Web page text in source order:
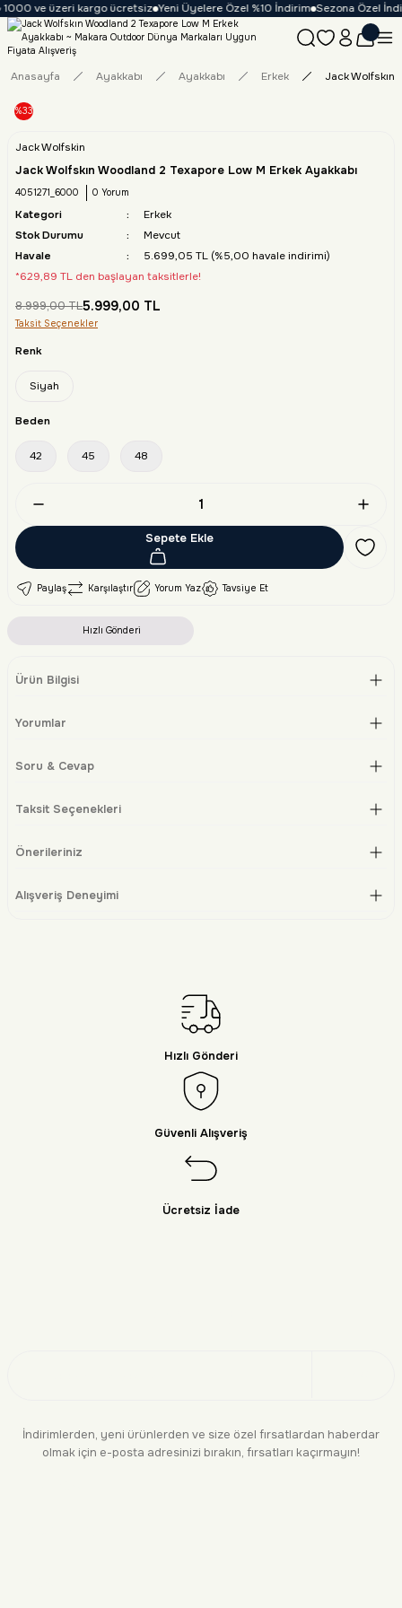
ve üzeri kargo ücretsiz Yeni Üyelere Özel %10 İndirim Sezona Özel
Anasayfa Ayakkabı Ayakkabı Erkek Jack Wolfskın
%33
Jack Wolfskin
Jack Wolfskın Woodland 2 Texapore Low M Erkek Ayakkabı
4051271_6000 0 Yorum
Kategori
Erkek
Stok Durumu
Mevcut
Havale
5.699,05 TL (%5,00 havale indirimi)
*629,89 TL den başlayan taksitlerle!
8.999,00 TL5.999,00 TL
Taksit Seçenekler
Renk
Siyah
Beden
42 45 48
Sepete Ekle
Paylaş Karşılaştır Yorum Yaz Tavsiye Et
Hızlı Gönderi
Ürün Bilgisi
Yorumlar
Soru & Cevap
Taksit Seçenekleri
Önerileriniz
Alışveriş Deneyimi
Hızlı Gönderi
Güvenli Alışveriş
Ücretsiz İade
İndirimlerden, yeni ürünlerden ve size özel fırsatlardan haberdar
olmak için e-posta adresinizi bırakın, fırsatları kaçırmayın!